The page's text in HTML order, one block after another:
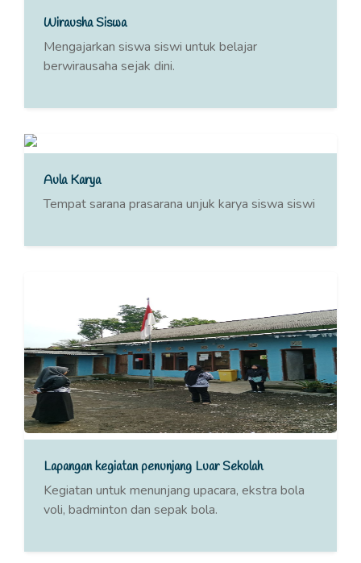
Wirausha Siswa
Mengajarkan siswa siswi untuk belajar
berwirausaha sejak dini.
Aula Karya
Tempat sarana prasarana unjuk karya siswa siswi
Lapangan kegiatan penunjang Luar Sekolah
Kegiatan untuk menunjang upacara, ekstra bola
voli, badminton dan sepak bola.